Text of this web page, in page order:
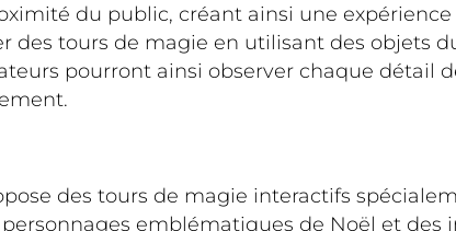
du public, créant ainsi une
des tours de magie en utilisant des objets
pourront ainsi observer chaque détail
des tours de magie interactifs
emblématiques de Noël et des